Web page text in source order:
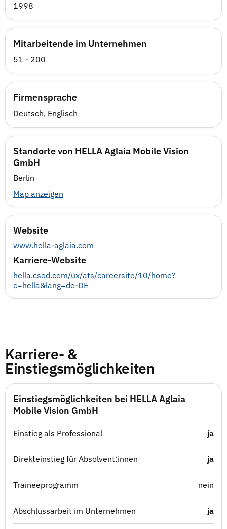
1998
Mitarbeitende im Unternehmen
51 - 200
Firmensprache
Deutsch, Englisch
Standorte von HELLA Aglaia Mobile Vision
GmbH
Berlin
Map anzeigen
Website
www.hella-aglaia.com
Karriere-Website
hella.csod.com/ux/ats/careersite/10/home?
c=hella&lang=de-DE
Karriere- &
Einstiegsmöglichkeiten
Einstiegsmöglichkeiten bei HELLA Aglaia
Mobile Vision GmbH
Einstieg als Professional ja
Direkteinstieg für Absolvent:innen ja
Traineeprogramm nein
Abschlussarbeit im Unternehmen ja